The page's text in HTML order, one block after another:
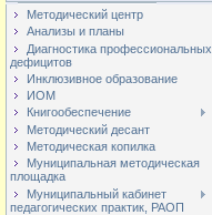
Методический центр
Анализы и планы
Диагностика профессиональных
дефицитов
Инклюзивное образование
ИОМ
Книгообеспечение
Методический десант
Методическая копилка
Муниципальная методическая
площадка
Муниципальный кабинет
педагогических практик, РАОП